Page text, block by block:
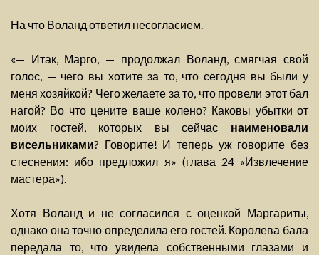
На что Воланд ответил несогласием.
«— Итак, Марго, — продолжал Воланд, смягчая свой
голос, — чего вы хотите за то, что сегодня вы были у
меня хозяйкой? Чего желаете за то, что провели этот бал
нагой? Во что цените ваше колено? Каковы убытки от
моих гостей, которых вы сейчас наименовали
висельниками? Говорите! И теперь уж говорите без
стеснения: ибо предложил я» (глава 24 «Извлечение
мастера»).
Хотя Воланд и не согласился с оценкой Маргариты,
однако она точно определила его гостей. Королева бала
передала то, что увидела собственными глазами и